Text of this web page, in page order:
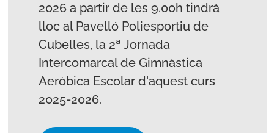
2026 a partir de les 9.00h tindrà
lloc al Pavelló Poliesportiu de
Cubelles, la 2ª Jornada
Intercomarcal de Gimnàstica
Aeròbica Escolar d'aquest curs
2025-2026.